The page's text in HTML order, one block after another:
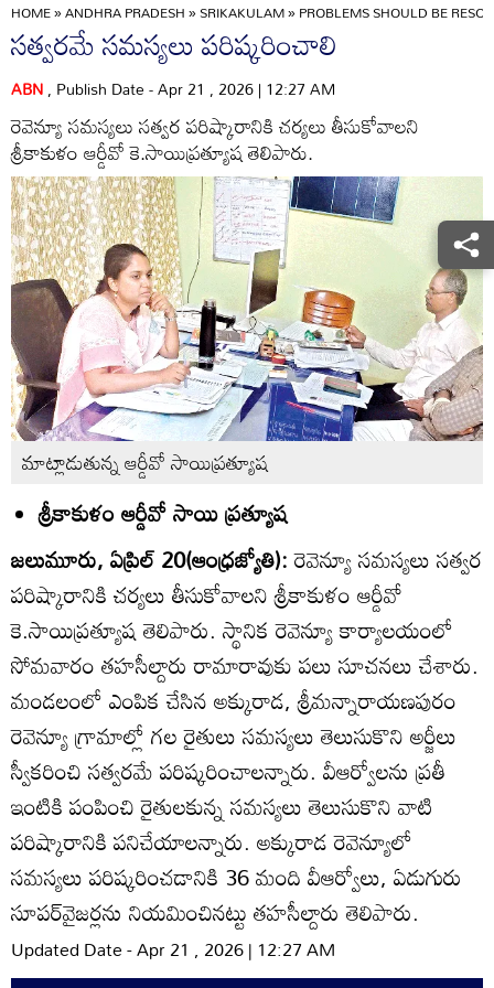
HOME»ANDHRA PRADESH»SRIKAKULAM»PROBLEMS SHOULD BE
సత్వరమే సమస్యలు పరిష్కరించాలి
ABN, Publish Date - Apr 21 , 2026 | 12:27 AM
రెవెన్యూ సమస్యలు సత్వర పరిష్కారానికి చర్యలు తీసుకోవాలని
శ్రీకాకుళం ఆర్డీవో కె.సాయిప్రత్యూష తెలిపారు.
మాట్లాడుతున్న ఆర్డీవో సాయిప్రత్యూష
శ్రీకాకుళం ఆర్డీవో సాయి ప్రత్యూష
జలుమూరు, ఏప్రిల్‌ 20(ఆంధ్రజ్యోతి):రెవెన్యూ సమస్యలు సత్వర
పరిష్కారానికి చర్యలు తీసుకోవాలని శ్రీకాకుళం ఆర్డీవో
కె.సాయిప్రత్యూష తెలిపారు. స్థానిక రెవెన్యూ కార్యాలయంలో
సోమవారం తహసీల్దారు రామారావుకు పలు సూచనలు చేశారు.
మండలంలో ఎంపిక చేసిన అక్కురాడ, శ్రీమన్నారాయణపురం
రెవెన్యూ గ్రామాల్లో గల రైతులు సమస్యలు తెలుసుకొని అర్జీలు
స్వీకరించి సత్వరమే పరిష్కరించాలన్నారు. వీఆర్వోలను ప్రతీ
ఇంటికి పంపించి రైతులకున్న సమస్యలు తెలుసుకొని వాటి
పరిష్కారానికి పనిచేయాలన్నారు. అక్కురాడ రెవెన్యూలో
సమస్యలు పరిష్కరించడానికి 36 మంది వీఆర్వోలు, ఏడుగురు
సూపర్‌వైజర్లను నియమించినట్టు తహసీల్దారు తెలిపారు.
Updated Date - Apr 21 , 2026 | 12:27 AM